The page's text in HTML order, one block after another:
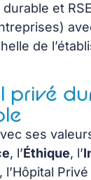
et
de
privé
ses
, l’Éthique, l’
, l’Hôpital